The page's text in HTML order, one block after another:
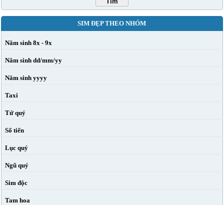
SIM ĐẸP THEO NHÓM
Năm sinh 8x - 9x
Năm sinh dd/mm/yy
Năm sinh yyyy
Taxi
Tứ quý
Số tiến
Lục quý
Ngũ quý
Sim độc
Tam hoa